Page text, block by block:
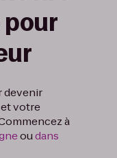
pour
devenir
votre
à
oudans